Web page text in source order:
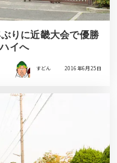
りに近畿大会で優勝
イへ
すどん 2016年6月25日